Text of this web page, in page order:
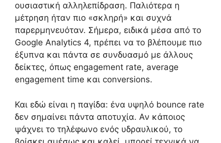
ουσιαστική αλληλεπίδραση. Παλιότερα η
μέτρηση ήταν πιο «σκληρή» και συχνά
παρερμηνευόταν. Σήμερα, ειδικά μέσα από το
Google Analytics 4, πρέπει να το βλέπουμε πιο
έξυπνα και πάντα σε συνδυασμό με άλλους
δείκτες, όπως engagement rate, average
engagement time και conversions.
Και εδώ είναι η παγίδα: ένα υψηλό bounce rate
δεν σημαίνει πάντα αποτυχία. Αν κάποιος
ψάχνει το τηλέφωνο ενός υδραυλικού, το